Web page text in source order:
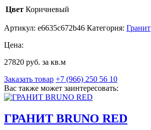
Цвет Коричневый
Артикул: e6635c672b46 Категория: Гранит
Цена:
27820 руб. за кв.м
Заказать товар +7 (966) 250 56 10
Вас также может заинтересовать:
ГРАНИТ BRUNO RED